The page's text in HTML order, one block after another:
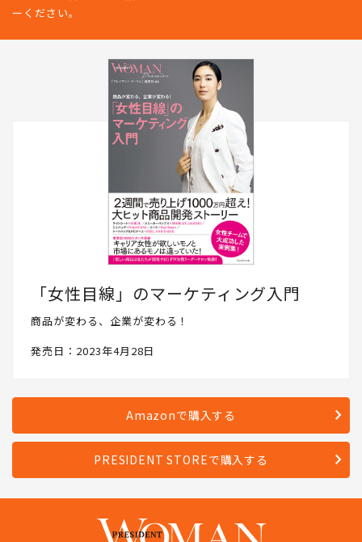
ーください。
「女性目線」のマーケティング入門
商品が変わる、企業が変わる！
発売日：2023年4月28日
Amazonで購入する
PRESIDENT STOREで購入する